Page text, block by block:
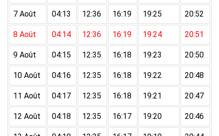
7 Août 04:13 12:36 16:19 19:25 20:52
8 Août 04:14 12:36 16:19 19:24 20:51
9 Août 04:15 12:35 16:18 19:23 20:50
10 Août 04:16 12:35 16:18 19:22 20:48
11 Août 04:17 12:35 16:18 19:21 20:47
12 Août 04:18 12:35 16:17 19:20 20:46